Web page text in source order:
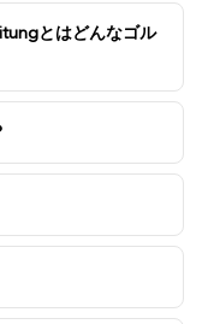
とはどんなゴル